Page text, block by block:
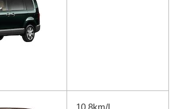
10.8km/L